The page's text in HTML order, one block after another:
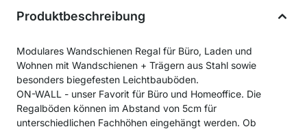
Produktbeschreibung
Modulares Wandschienen Regal für Büro, Laden und
Wohnen mit Wandschienen + Trägern aus Stahl sowie
besonders biegefesten Leichtbauböden.
ON-WALL - unser Favorit für Büro und Homeoffice. Die
Regalböden können im Abstand von 5cm für
unterschiedlichen Fachhöhen eingehängt werden. Ob